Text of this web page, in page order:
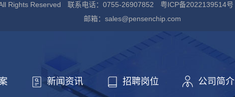
Rights Reserved 联系电话：0755-26907852 粤ICP备2022139514号
邮箱：sales@pensenchip.com
新闻资讯 招聘岗位 公司简介